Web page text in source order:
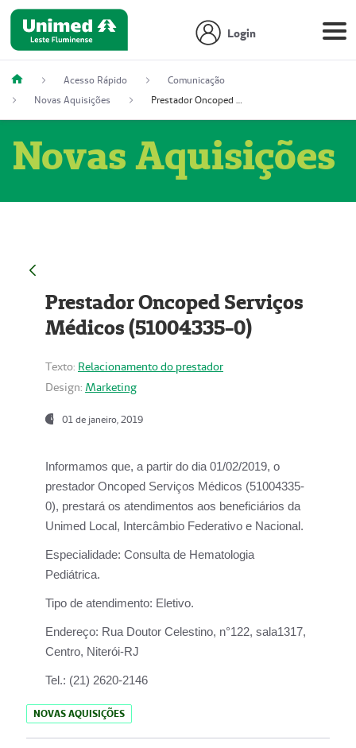
Login
Acesso Rápido
Comunicação
Novas Aquisições
Prestador Oncoped Serviços Médicos (51004335-0)
Novas Aquisições
Prestador Oncoped Serviços
Médicos (51004335-0)
Texto: Relacionamento do prestador
Design: Marketing
01 de janeiro, 2019
Informamos que, a partir do dia 01/02/2019, o
prestador Oncoped Serviços Médicos (51004335-
0), prestará os atendimentos aos beneficiários da
Unimed Local, Intercâmbio Federativo e Nacional.
Especialidade: Consulta de Hematologia
Pediátrica.
Tipo de atendimento: Eletivo.
Endereço: Rua Doutor Celestino, n°122, sala1317,
Centro, Niterói-RJ
Tel.: (21) 2620-2146
NOVAS AQUISIÇÕES